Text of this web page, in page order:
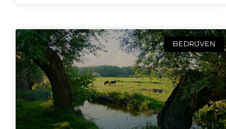
BEDRIJVEN